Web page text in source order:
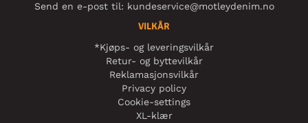
Send en e-post til: kundeservice@motleydenim.no
VILKÅR
*Kjøps- og leveringsvilkår
Retur- og byttevilkår
Reklamasjonsvilkår
Privacy policy
Cookie-settings
XL-klær